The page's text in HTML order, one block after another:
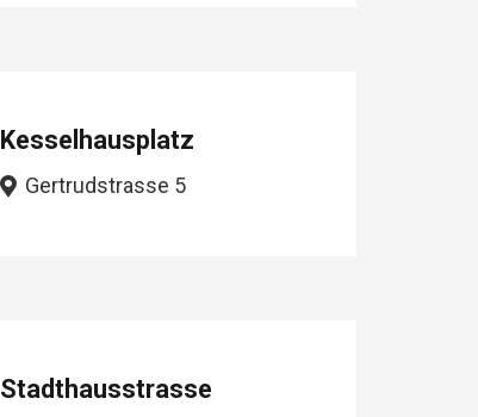
Kesselhausplatz
Gertrudstrasse 5
Stadthausstrasse